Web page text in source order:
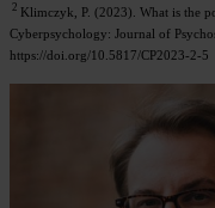
2 Klimczyk, P. (2023). What is the
Cyberpsychology: Journal of
https://doi.org/10.5817/CP2023-2-5